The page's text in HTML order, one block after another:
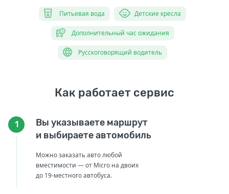
Питьевая вода Детские кресла
Дополнительный час ожидания
Русскоговорящий водитель
Как работает сервис
1
Вы указываете маршрут
и выбираете автомобиль
Можно заказать авто любой
вместимости — от Micro на двоих
до 19-местного автобуса.